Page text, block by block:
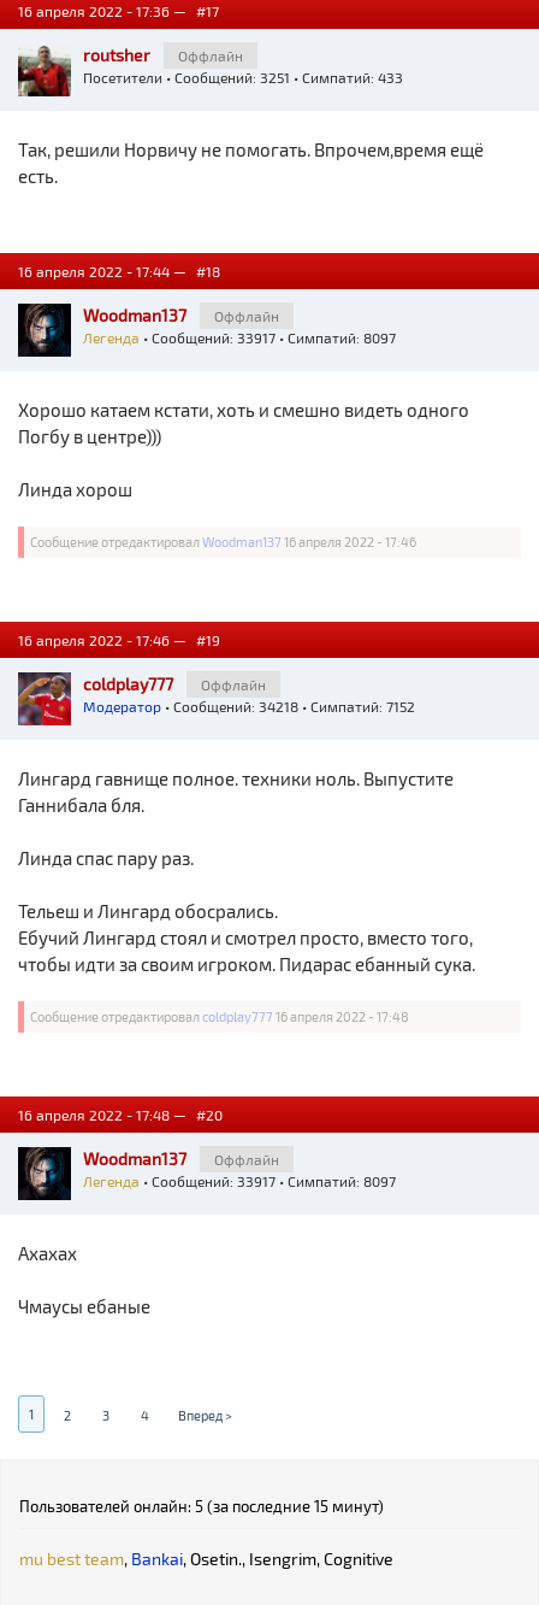
16 апреля 2022 - 17:36 — #17
routsher
Оффлайн
Посетители • Сообщений: 3251 • Симпатий: 433
Так, решили Норвичу не помогать. Впрочем,время ещё
есть.
16 апреля 2022 - 17:44 — #18
Woodman137
Оффлайн
Легенда • Сообщений: 33917 • Симпатий: 8097
Хорошо катаем кстати, хоть и смешно видеть одного
Погбу в центре)))
Линда хорош
Сообщение отредактировалWoodman137 16 апреля 2022 - 17:46
16 апреля 2022 - 17:46 — #19
coldplay777
Оффлайн
Модератор • Сообщений: 34218 • Симпатий: 7152
Лингард гавнище полное. техники ноль. Выпустите
Ганнибала бля.
Линда спас пару раз.
Тельеш и Лингард обосрались.
Ебучий Лингард стоял и смотрел просто, вместо того,
чтобы идти за своим игроком. Пидарас ебанный сука.
Сообщение отредактировалcoldplay777 16 апреля 2022 - 17:48
16 апреля 2022 - 17:48 — #20
Woodman137
Оффлайн
Легенда • Сообщений: 33917 • Симпатий: 8097
Ахахах
Чмаусы ебаные
1 2 3 4 Вперед >
Пользователей онлайн: 5 (за последние 15 минут)
mu best team, Bankai,Osetin., Isengrim,Cognitive